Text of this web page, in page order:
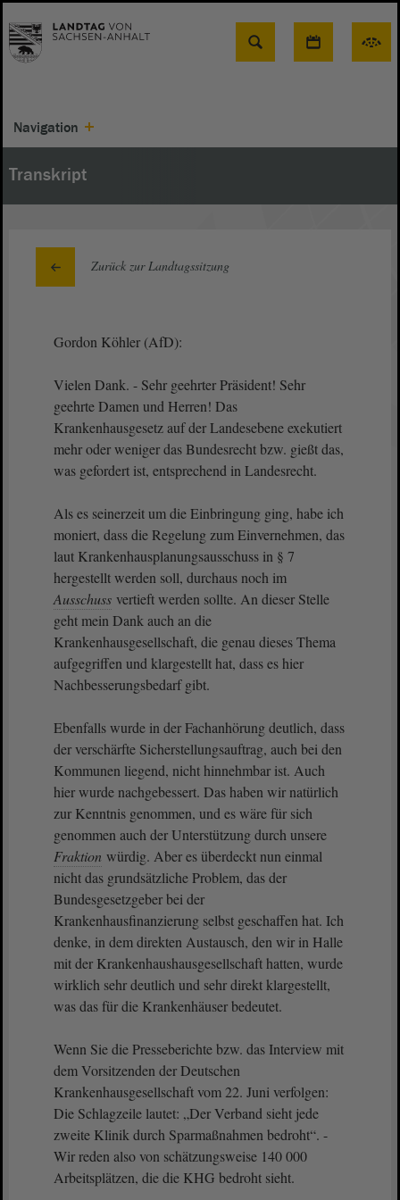
Suche
Navigation
Transkript
Zurück zur Landtagssitzung
Gordon Köhler (AfD):
Vielen Dank. - Sehr geehrter Präsident! Sehr
geehrte Damen und Herren! Das
Krankenhausgesetz auf der Landesebene exekutiert
mehr oder weniger das Bundesrecht bzw. gießt das,
was gefordert ist, entsprechend in Landesrecht.
Als es seinerzeit um die Einbringung ging, habe ich
moniert, dass die Regelung zum Einvernehmen, das
laut Krankenhausplanungsausschuss in § 7
hergestellt werden soll, durchaus noch im
Ausschuss vertieft werden sollte. An dieser Stelle
geht mein Dank auch an die
Krankenhausgesellschaft, die genau dieses Thema
aufgegriffen und klargestellt hat, dass es hier
Nachbesserungsbedarf gibt.
Ebenfalls wurde in der Fachanhörung deutlich, dass
der verschärfte Sicherstellungsauftrag, auch bei den
Kommunen liegend, nicht hinnehmbar ist. Auch
hier wurde nachgebessert. Das haben wir natürlich
zur Kenntnis genommen, und es wäre für sich
genommen auch der Unterstützung durch unsere
Fraktion würdig. Aber es überdeckt nun einmal
nicht das grundsätzliche Problem, das der
Bundesgesetzgeber bei der
Krankenhausfinanzierung selbst geschaffen hat. Ich
denke, in dem direkten Austausch, den wir in Halle
mit der Krankenhaushausgesellschaft hatten, wurde
wirklich sehr deutlich und sehr direkt klargestellt,
was das für die Krankenhäuser bedeutet.
Wenn Sie die Presseberichte bzw. das Interview mit
dem Vorsitzenden der Deutschen
Krankenhausgesellschaft vom 22. Juni verfolgen:
Die Schlagzeile lautet: „Der Verband sieht jede
zweite Klinik durch Sparmaßnahmen bedroht“. -
Wir reden also von schätzungsweise 140 000
Arbeitsplätzen, die die KHG bedroht sieht.